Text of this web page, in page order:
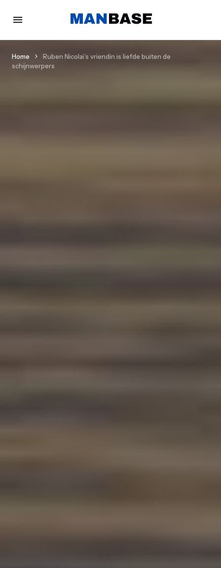
Home
Ruben Nicolai’s vriendin is liefde buiten de
schijnwerpers